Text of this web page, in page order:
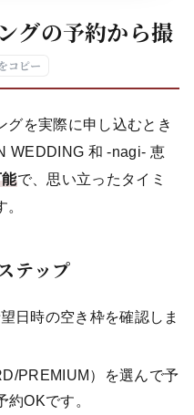
グの予約から撮
コピー
グを実際に申し込むとき
WEDDING 和 -nagi- 恵
で、思い立ったタイミ
テップ
日時の空き枠を確認しま
PREMIUM）を選んで予
OKです。